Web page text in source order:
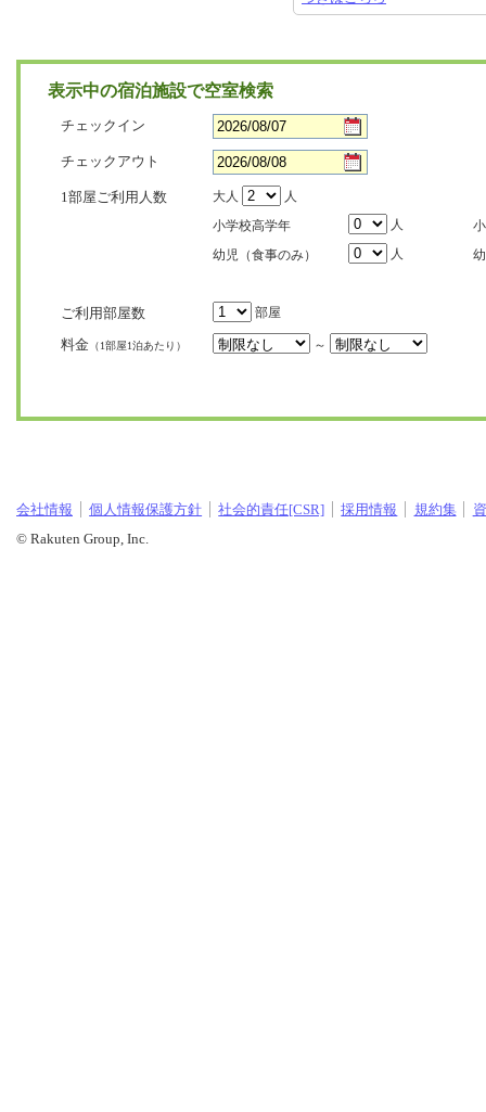
表示中の宿泊施設で空室検索
チェックイン
チェックアウト
1部屋ご利用人数 大人
人
小学校高学年
人
幼児（食事のみ）
人
ご利用部屋数 部屋
料金 （1部屋1泊あたり） ～
会社情報 個人情報保護方針 社会的責任[CSR] 採用情報 規約集
© Rakuten Group, Inc.